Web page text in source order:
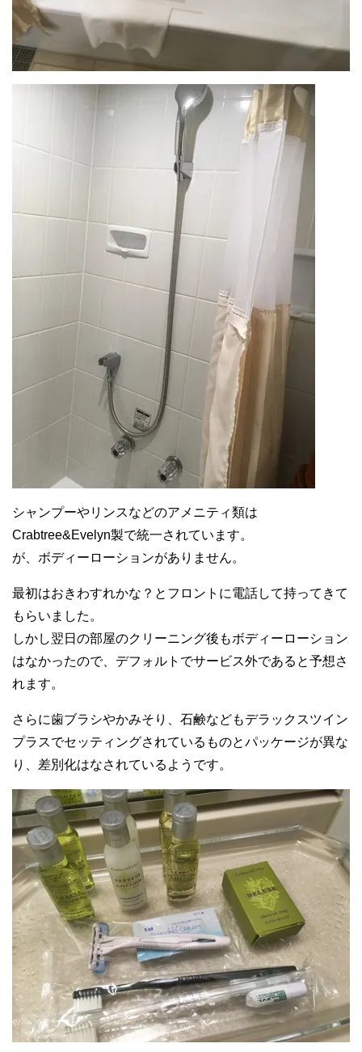
シャンプーやリンスなどのアメニティ類は
Crabtree&Evelyn製で統一されています。
が、ボディーローションがありません。
最初はおきわすれかな？とフロントに電話して持ってきて
もらいました。
しかし翌日の部屋のクリーニング後もボディーローション
はなかったので、デフォルトでサービス外であると予想さ
れます。
さらに歯ブラシやかみそり、石鹸などもデラックスツイン
プラスでセッティングされているものとパッケージが異な
り、差別化はなされているようです。